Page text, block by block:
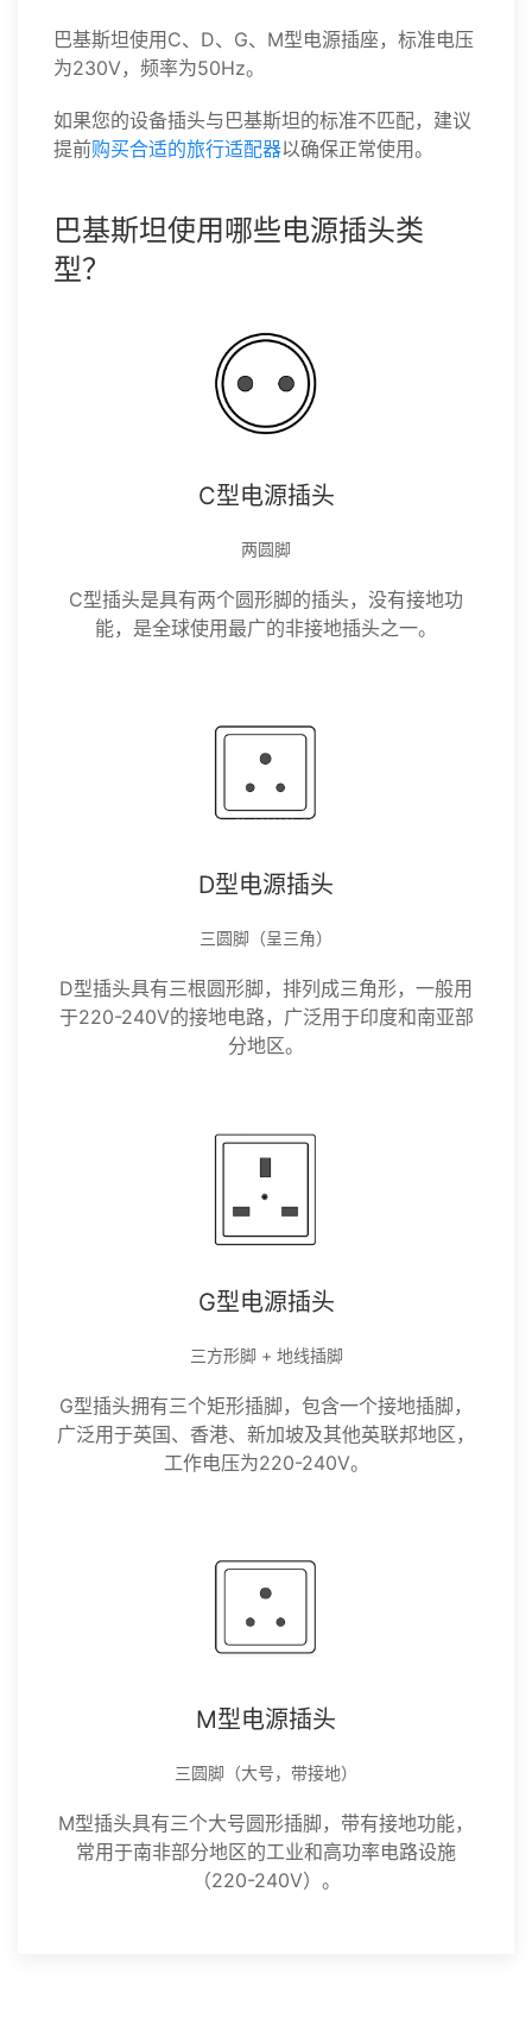
巴基斯坦使用C、D、G、M型电源插座，标准电压
为230V，频率为50Hz。
如果您的设备插头与巴基斯坦的标准不匹配，建议
提前购买合适的旅行适配器以确保正常使用。
巴基斯坦使用哪些电源插头类
型？
C型电源插头
两圆脚
C型插头是具有两个圆形脚的插头，没有接地功
能，是全球使用最广的非接地插头之一。
D型电源插头
三圆脚（呈三角）
D型插头具有三根圆形脚，排列成三角形，一般用
于220-240V的接地电路，广泛用于印度和南亚部
分地区。
G型电源插头
三方形脚 + 地线插脚
G型插头拥有三个矩形插脚，包含一个接地插脚，
广泛用于英国、香港、新加坡及其他英联邦地区，
工作电压为220-240V。
M型电源插头
三圆脚（大号，带接地）
M型插头具有三个大号圆形插脚，带有接地功能，
常用于南非部分地区的工业和高功率电路设施
（220-240V）。